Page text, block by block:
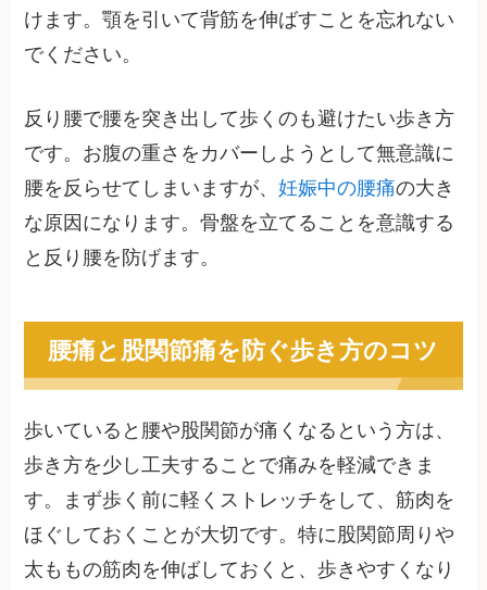
けます。顎を引いて背筋を伸ばすことを忘れない
でください。
反り腰で腰を突き出して歩くのも避けたい歩き方
です。お腹の重さをカバーしようとして無意識に
腰を反らせてしまいますが、妊娠中の腰痛の大き
な原因になります。骨盤を立てることを意識する
と反り腰を防げます。
腰痛と股関節痛を防ぐ歩き方のコツ
歩いていると腰や股関節が痛くなるという方は、
歩き方を少し工夫することで痛みを軽減できま
す。まず歩く前に軽くストレッチをして、筋肉を
ほぐしておくことが大切です。特に股関節周りや
太ももの筋肉を伸ばしておくと、歩きやすくなり